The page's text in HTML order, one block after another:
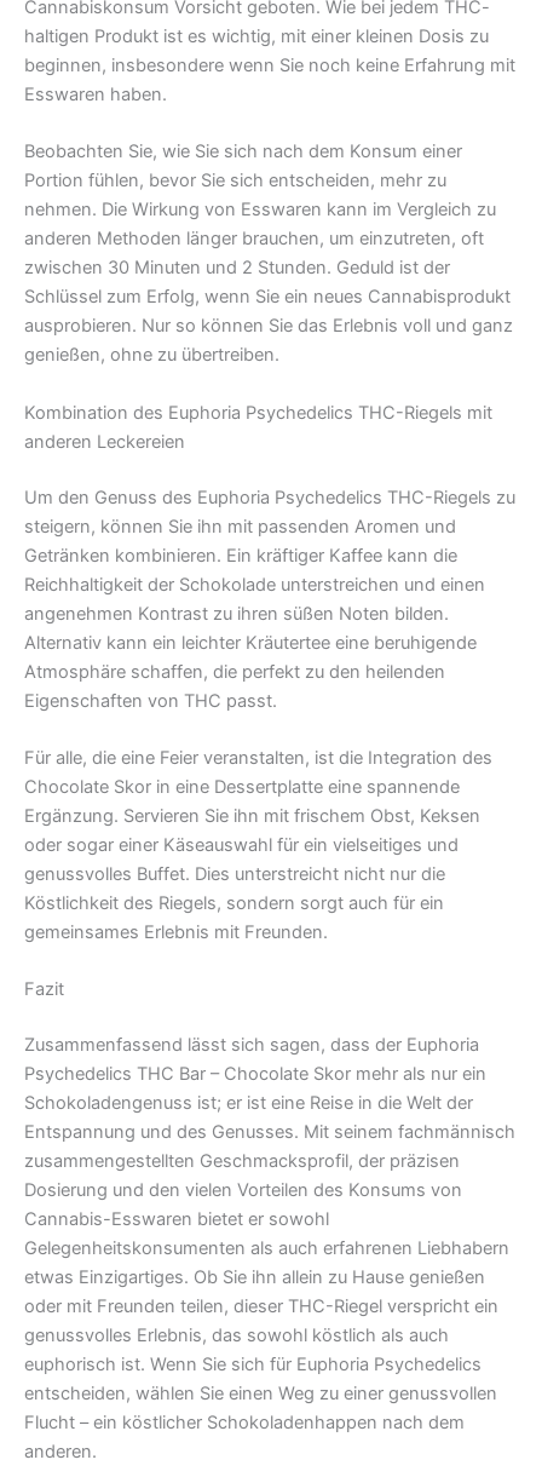
Cannabiskonsum Vorsicht geboten. Wie bei jedem THC-
haltigen Produkt ist es wichtig, mit einer kleinen Dosis zu
beginnen, insbesondere wenn Sie noch keine Erfahrung mit
Esswaren haben.
Beobachten Sie, wie Sie sich nach dem Konsum einer
Portion fühlen, bevor Sie sich entscheiden, mehr zu
nehmen. Die Wirkung von Esswaren kann im Vergleich zu
anderen Methoden länger brauchen, um einzutreten, oft
zwischen 30 Minuten und 2 Stunden. Geduld ist der
Schlüssel zum Erfolg, wenn Sie ein neues Cannabisprodukt
ausprobieren. Nur so können Sie das Erlebnis voll und ganz
genießen, ohne zu übertreiben.
Kombination des Euphoria Psychedelics THC-Riegels mit
anderen Leckereien
Um den Genuss des Euphoria Psychedelics THC-Riegels zu
steigern, können Sie ihn mit passenden Aromen und
Getränken kombinieren. Ein kräftiger Kaffee kann die
Reichhaltigkeit der Schokolade unterstreichen und einen
angenehmen Kontrast zu ihren süßen Noten bilden.
Alternativ kann ein leichter Kräutertee eine beruhigende
Atmosphäre schaffen, die perfekt zu den heilenden
Eigenschaften von THC passt.
Für alle, die eine Feier veranstalten, ist die Integration des
Chocolate Skor in eine Dessertplatte eine spannende
Ergänzung. Servieren Sie ihn mit frischem Obst, Keksen
oder sogar einer Käseauswahl für ein vielseitiges und
genussvolles Buffet. Dies unterstreicht nicht nur die
Köstlichkeit des Riegels, sondern sorgt auch für ein
gemeinsames Erlebnis mit Freunden.
Fazit
Zusammenfassend lässt sich sagen, dass der Euphoria
Psychedelics THC Bar – Chocolate Skor mehr als nur ein
Schokoladengenuss ist; er ist eine Reise in die Welt der
Entspannung und des Genusses. Mit seinem fachmännisch
zusammengestellten Geschmacksprofil, der präzisen
Dosierung und den vielen Vorteilen des Konsums von
Cannabis-Esswaren bietet er sowohl
Gelegenheitskonsumenten als auch erfahrenen Liebhabern
etwas Einzigartiges. Ob Sie ihn allein zu Hause genießen
oder mit Freunden teilen, dieser THC-Riegel verspricht ein
genussvolles Erlebnis, das sowohl köstlich als auch
euphorisch ist. Wenn Sie sich für Euphoria Psychedelics
entscheiden, wählen Sie einen Weg zu einer genussvollen
Flucht – ein köstlicher Schokoladenhappen nach dem
anderen.